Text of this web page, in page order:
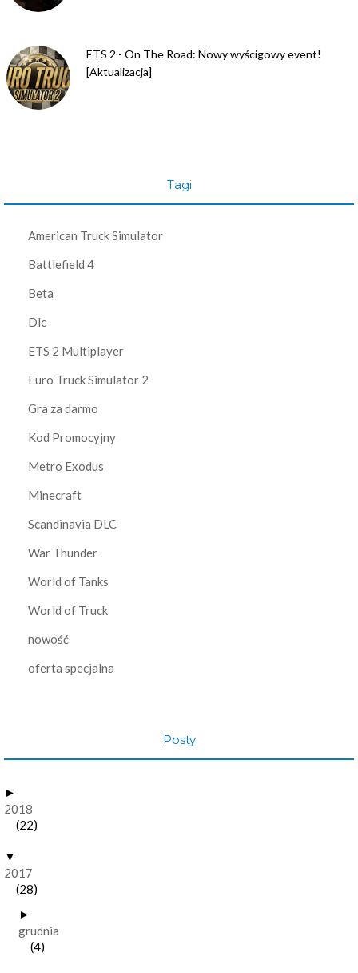
ETS 2 - On The Road: Nowy wyścigowy event!
[Aktualizacja]
Tagi
American Truck Simulator
Battlefield 4
Beta
Dlc
ETS 2 Multiplayer
Euro Truck Simulator 2
Gra za darmo
Kod Promocyjny
Metro Exodus
Minecraft
Scandinavia DLC
War Thunder
World of Tanks
World of Truck
nowość
oferta specjalna
Posty
►
2018
(22)
▼
2017
(28)
►
grudnia
(4)